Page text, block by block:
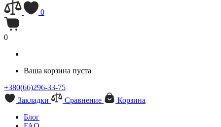
0
0
Ваша корзина пуста
+380(66)296-33-75
Закладки
Сравнение
Корзина
Блог